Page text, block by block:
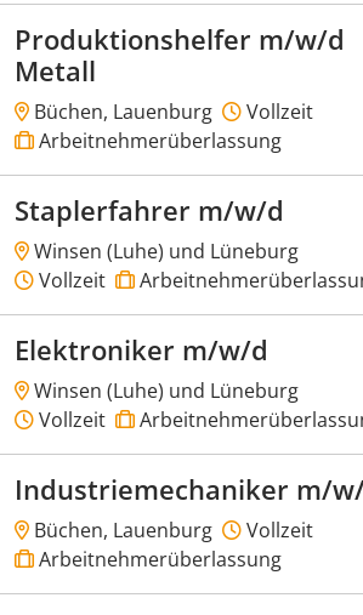
Produktionshelfer m/w/d
Metall
Büchen, Lauenburg
Vollzeit
Arbeitnehmerüberlassung
Staplerfahrer m/w/d
Winsen (Luhe) und Lüneburg
Vollzeit
Elektroniker m/w/d
Winsen (Luhe) und Lüneburg
Vollzeit
Industriemechaniker m/
Büchen, Lauenburg
Vollzeit
Arbeitnehmerüberlassung